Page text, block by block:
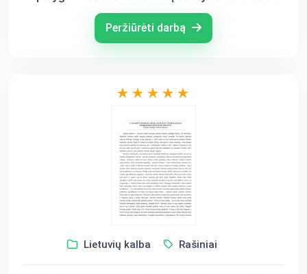
„Musių valdovas“
Peržiūrėti darbą
Lietuvių kalba Rašiniai